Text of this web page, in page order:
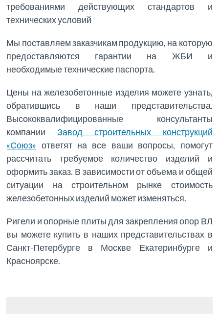
требованиями действующих стандартов и
технических условий
Мы поставляем заказчикам продукцию, на которую
предоставляются гарантии на ЖБИ и
необходимые технические паспорта.
Цены на железобетонные изделия можете узнать,
обратившись в наши представительства.
Высококвалифицированные консультанты
компанииЗавод строительных конструкций
«Союз» ответят на все ваши вопросы, помогут
рассчитать требуемое количество изделий и
оформить заказ. В зависимости от объема и общей
ситуации на строительном рынке стоимость
железобетонных изделий может изменяться.
Ригели и опорные плиты для закрепления опор ВЛ
вы можете купить в наших представительствах в
Санкт-Петербурге в Москве Екатеринбурге и
Красноярске.